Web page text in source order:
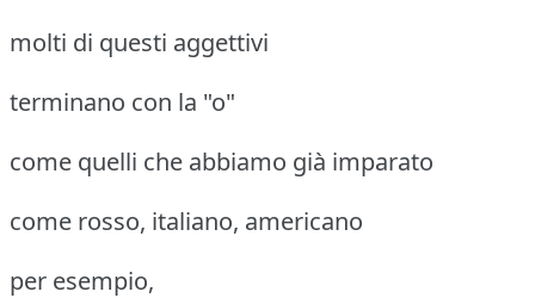
molti di questi aggettivi
terminano con la "o"
come quelli che abbiamo già imparato
come rosso, italiano, americano
per esempio,